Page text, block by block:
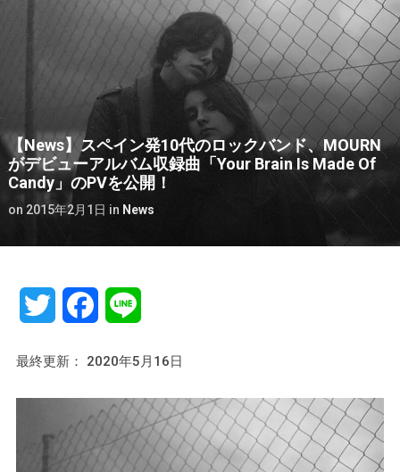
【News】スペイン発10代のロックバンド、MOURN
がデビューアルバム収録曲「Your Brain Is Made Of
Candy」のPVを公開！
on 2015年2月1日 in News
Twitter Facebook
最終更新： 2020年5月16日